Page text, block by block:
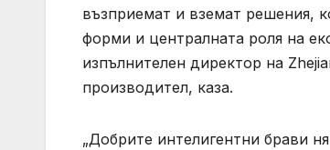
възприемат и вземат решения,
форми и централната роля на
изпълнителен директор на
производител, каза.
„Добрите интелигентни брави